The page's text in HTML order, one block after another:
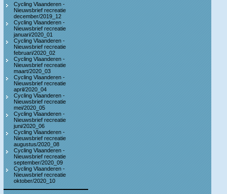
Cycling Vlaanderen -
Nieuwsbrief recreatie
december/2019_12
Cycling Vlaanderen -
Nieuwsbrief recreatie
januari/2020_01
Cycling Vlaanderen -
Nieuwsbrief recreatie
februari/2020_02
Cycling Vlaanderen -
Nieuwsbrief recreatie
maart/2020_03
Cycling Vlaanderen -
Nieuwsbrief recreatie
april/2020_04
Cycling Vlaanderen -
Nieuwsbrief recreatie
mei/2020_05
Cycling Vlaanderen -
Nieuwsbrief recreatie
juni/2020_06
Cycling Vlaanderen -
Nieuwsbrief recreatie
augustus/2020_08
Cycling Vlaanderen -
Nieuwsbrief recreatie
september/2020_09
Cycling Vlaanderen -
Nieuwsbrief recreatie
oktober/2020_10